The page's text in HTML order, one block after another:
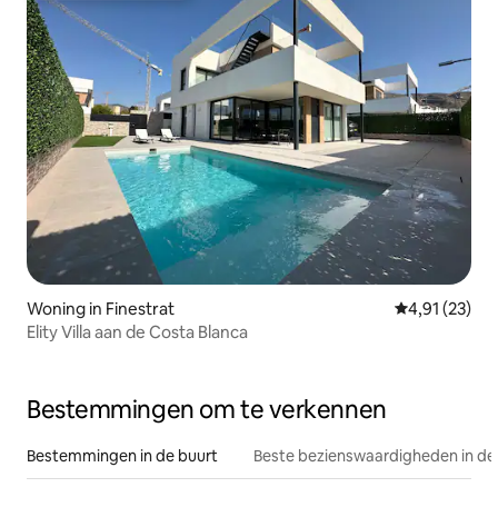
Woning in Finestrat Gemiddelde
4,91 (23)
Elity Villa aan de Costa Blanca
Bestemmingen om te verkennen
Bestemmingen in de buurt Beste bezienswaardigheden in